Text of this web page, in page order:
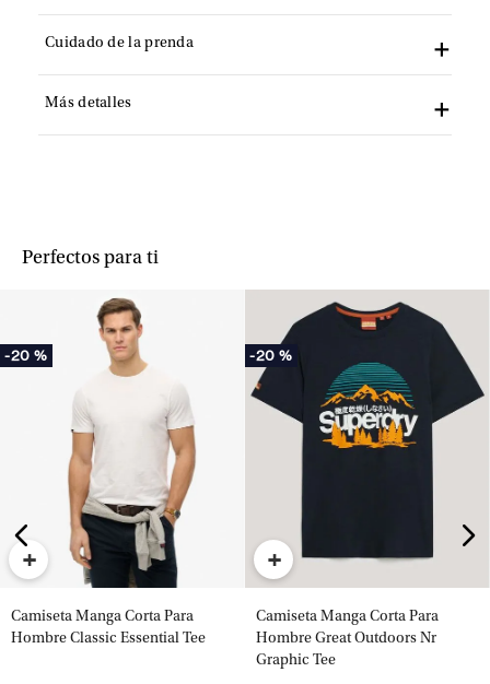
Cuidado de la prenda
Más detalles
Perfectos para ti
-20 %
+
Camiseta Manga Corta Para
Hombre Classic Essential Tee
-20 %
+
Camiseta Manga Corta Para
Hombre Great Outdoors Nr
Graphic Tee